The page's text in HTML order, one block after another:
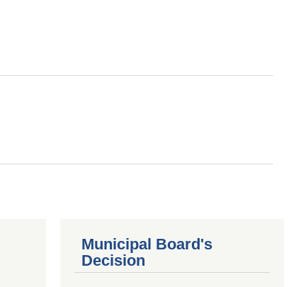
Municipal Board's
Decision